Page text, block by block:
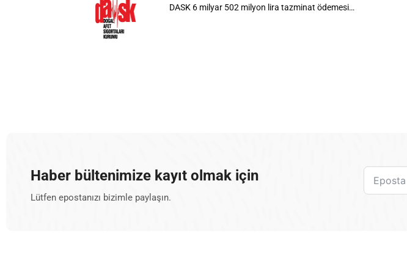
DASK 6 milyar 502 milyon lira tazminat ödemesi…
Haber bültenimize kayıt olmak için
Lütfen epostanızı bizimle paylaşın.